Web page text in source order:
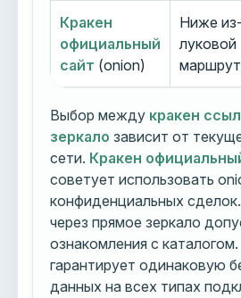
Кракен
официальный
сайт (onion)
Ниже
луковой
Выбор между кракен
зеркало зависит от
сети. Кракен
советует использовать
конфиденциальных сделок.
через прямое зеркало
ознакомления с каталогом.
гарантирует одинаковую
данных на всех типах